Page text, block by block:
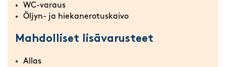
WC-varaus
Öljyn- ja hiekanerotuskaivo
Mahdolliset lisävarusteet
Allas